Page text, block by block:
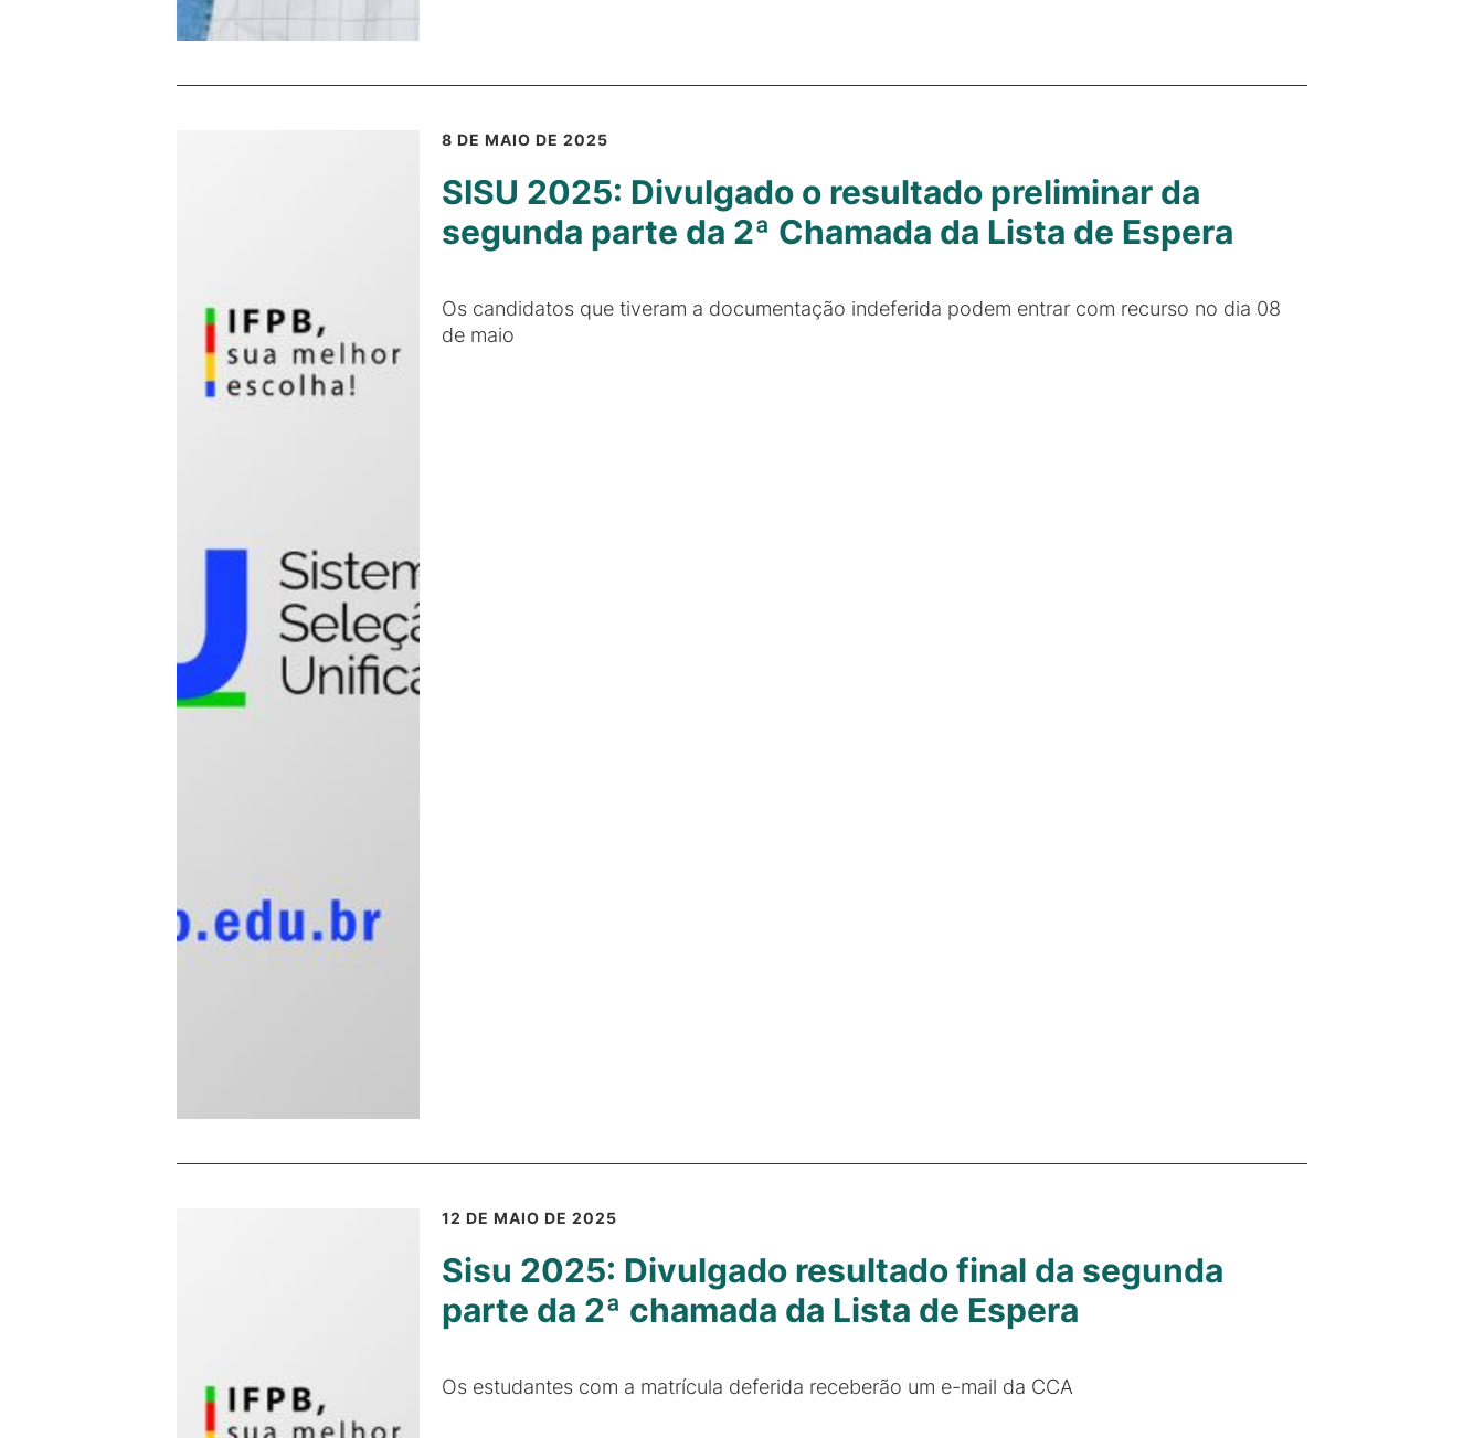
8 DE MAIO DE 2025
SISU 2025: Divulgado o resultado preliminar da
segunda parte da 2ª Chamada da Lista de Espera
Os candidatos que tiveram a documentação indeferida podem entrar com recurso no dia 08
de maio
12 DE MAIO DE 2025
Sisu 2025: Divulgado resultado final da segunda
parte da 2ª chamada da Lista de Espera
Os estudantes com a matrícula deferida receberão um e-mail da CCA